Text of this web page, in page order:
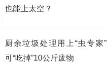
也能上太空？
厨余垃圾处理用上“虫专家
可“吃掉”10公斤废物